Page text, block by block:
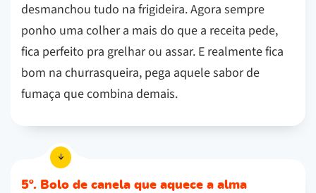
desmanchou tudo na frigideira. Agora sempre
ponho uma colher a mais do que a receita pede,
fica perfeito pra grelhar ou assar. E realmente fica
bom na churrasqueira, pega aquele sabor de
fumaça que combina demais.
5º. Bolo de canela que aquece a alma